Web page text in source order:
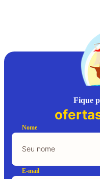
Fique
Nome
E-mail